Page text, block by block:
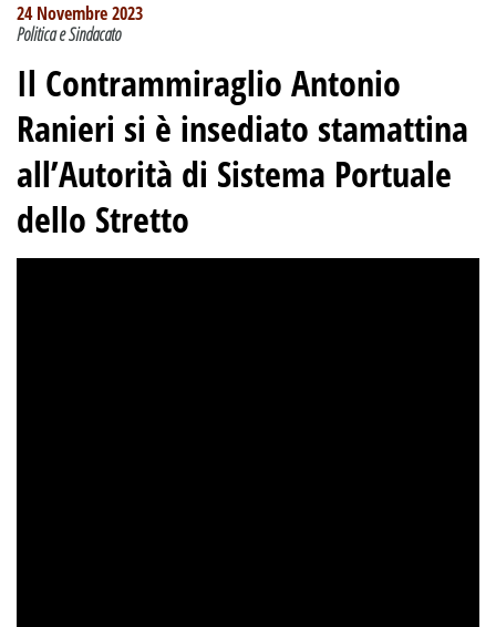
24 Novembre 2023
Politica e Sindacato
Il Contrammiraglio Antonio
Ranieri si è insediato stamattina
all’Autorità di Sistema Portuale
dello Stretto